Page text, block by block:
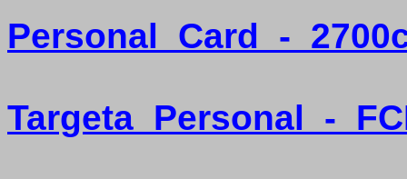
Personal Card -
Targeta Personal -